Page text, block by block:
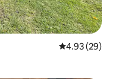
Calificación
4.93 (29)